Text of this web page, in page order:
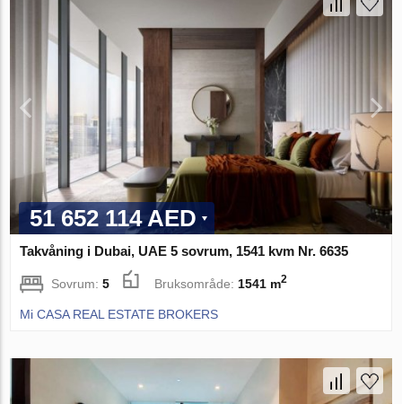
51 652 114 AED
Takvåning i Dubai, UAE 5 sovrum, 1541 kvm Nr. 6635
Sovrum:5 Bruksområde: 1541 m2
Mi CASA REAL ESTATE BROKERS